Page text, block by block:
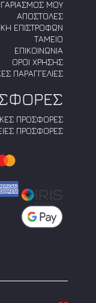
ΜΟΥ
ΑΠΟΣΤΟΛΕΣ
ΕΠΙΣΤΡΟΦΩΝ
ΤΑΜΕΙΟ
ΕΠΙΚΟΙΝΩΝΙΑ
ΟΡΟΙ ΧΡΗΣΗΣ
ΠΑΡΑΓΓΕΛΙΕΣ
ΠΡΟΣΦΟΡΕΣ
ΠΡΟΣΦΟΡΕΣ